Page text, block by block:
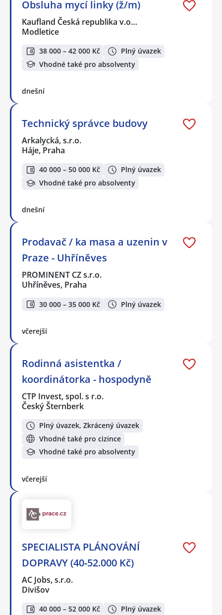
Obsluha mycí linky (ž/m)
Kaufland Česká republika v.o…
Modletice
38 000 – 42 000 Kč
Plný úvazek
Vhodné také pro absolventy
dnešní
Technický správce budovy
Arkalycká, s.r.o.
Háje, Praha
40 000 – 50 000 Kč
Plný úvazek
Vhodné také pro absolventy
dnešní
Prodavač / ka masa a uzenin v
Praze - Uhříněves
PROMINENT CZ s.r.o.
Uhříněves, Praha
30 000 – 35 000 Kč Plný úvazek
včerejší
Rodinná asistentka /
koordinátorka - hospodyně
CTP Invest, spol. s r.o.
Český Šternberk
Plný úvazek, Zkrácený úvazek
Vhodné také pro cizince
Vhodné také pro absolventy
včerejší
SPECIALISTA PLÁNOVÁNÍ
DOPRAVY (40-52.000 Kč)
AC Jobs, s.r.o.
Divišov
40 000 – 52 000 Kč
Plný úvazek